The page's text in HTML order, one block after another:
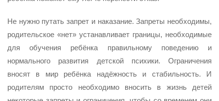
Не нужно путать запрет и наказание. Запреты необходимы,
родительское «нет» устанавливает границы, необходимые
для обучения ребёнка правильному поведению и
нормального развития детской психики. Ограничения
вносят в мир ребёнка надёжность и стабильность. И
родителям просто необходимо вносить в жизнь детей